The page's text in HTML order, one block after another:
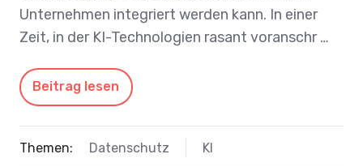
Unternehmen integriert werden kann. In einer
Zeit, in der KI-Technologien rasant voranschr …
Beitrag lesen
Themen: Datenschutz KI